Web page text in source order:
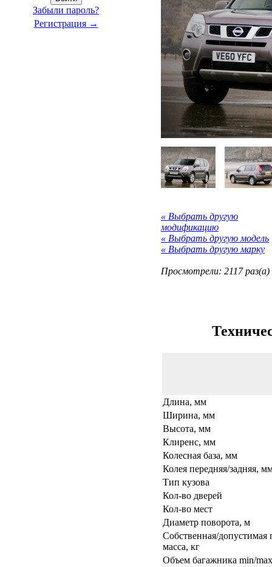
Забыли пароль?
Регистрация →
« Выбрать другую
модификацию
« Выбрать другую модель
« Выбрать другую марку
Просмотрели: 2117 раз(а)
Длина, мм
Ширина, мм
Высота, мм
Клиренс, мм
Колесная база, мм
Колея передняя/задняя,
Тип кузова
Кол-во дверей
Кол-во мест
Диаметр поворота, м
Собственная/допустимая
масса, кг
Объем багажника min/